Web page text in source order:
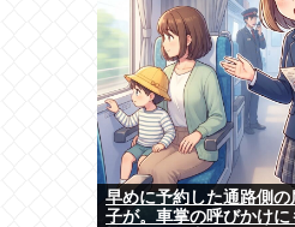
早めに予約した通路側
子が。車掌の呼びかけ